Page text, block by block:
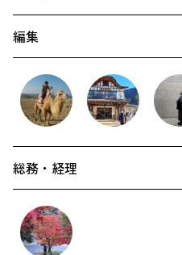
編集
総務・経理